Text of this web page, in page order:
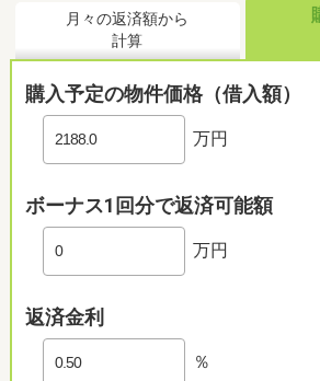
月々の返済額から
計算
購入予定の物件価格（借入額）
万円
ボーナス1回分で返済可能額
万円
返済金利
％